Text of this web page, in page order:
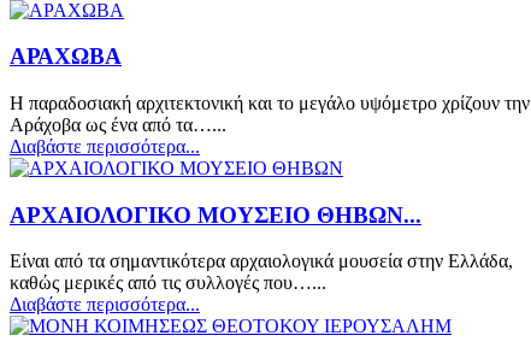
ΑΡΑΧΩΒΑ
Η παραδοσιακή αρχιτεκτονική και το μεγάλο υψόμετρο χρίζουν την
Αράχοβα ως ένα από τα…...
Διαβάστε περισσότερα...
ΑΡΧΑΙΟΛΟΓΙΚΟ ΜΟΥΣΕΙΟ ΘΗΒΩΝ...
Είναι από τα σημαντικότερα αρχαιολογικά μουσεία στην Ελλάδα,
καθώς μερικές από τις συλλογές που…...
Διαβάστε περισσότερα...